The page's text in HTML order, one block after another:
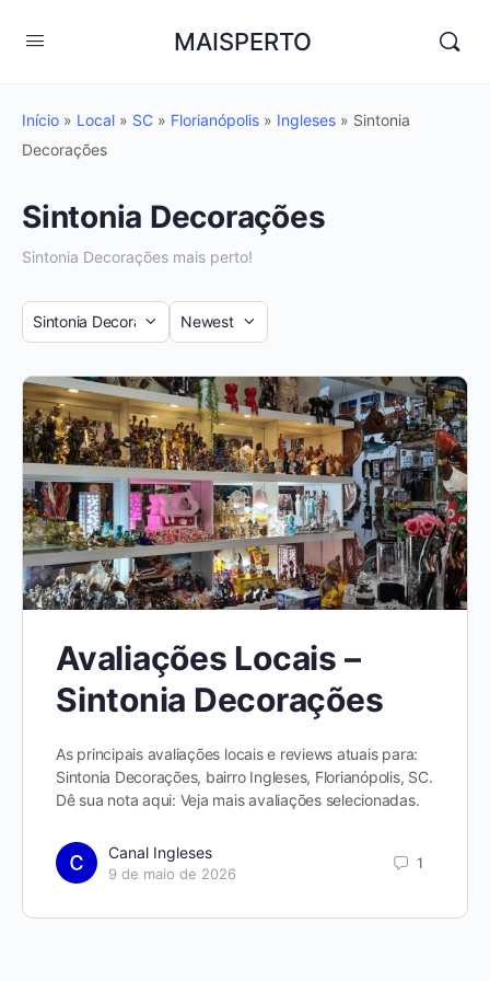
MAISPERTO
Início » Local » SC » Florianópolis » Ingleses » Sintonia
Decorações
Sintonia Decorações
Sintonia Decorações mais perto!
Category
Sort
Avaliações Locais –
Sintonia Decorações
As principais avaliações locais e reviews atuais para:
Sintonia Decorações, bairro Ingleses, Florianópolis, SC.
Dê sua nota aqui: Veja mais avaliações selecionadas.
Canal Ingleses
9 de maio de 2026
1